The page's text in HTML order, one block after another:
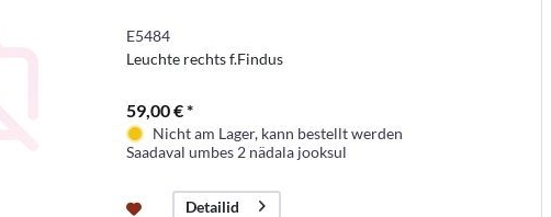
E5484
Leuchte rechts f.Findus
59,00 € *
Nicht am Lager, kann bestellt werden
Saadaval umbes 2 nädala jooksul
Detailid